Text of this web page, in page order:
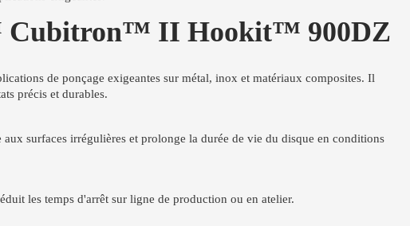
Cubitron™ II Hookit™ 900DZ
de ponçage exigeantes sur métal, inox et matériaux composites. Il
précis et durables.
surfaces irrégulières et prolonge la durée de vie du disque en conditions
les temps d'arrêt sur ligne de production ou en atelier.